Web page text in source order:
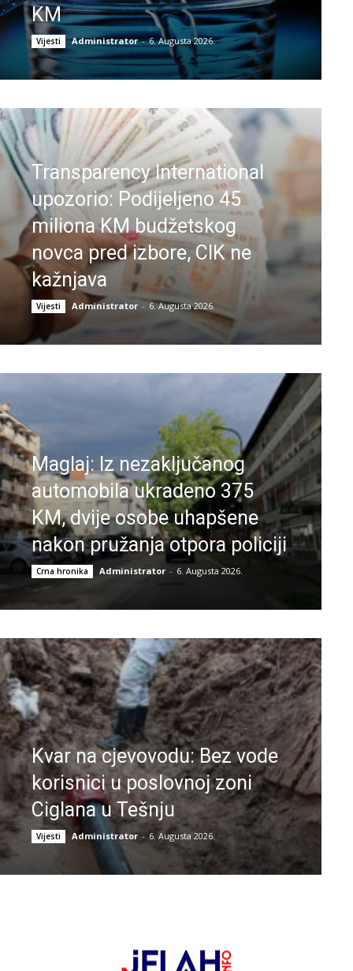
KM
Vijesti Administrator - 6. Augusta 2026.
Transparency International
upozorio: Podijeljeno 45
miliona KM budžetskog
novca pred izbore, CIK ne
kažnjava
Vijesti Administrator - 6. Augusta 2026.
Maglaj: Iz nezaključanog
automobila ukradeno 375
KM, dvije osobe uhapšene
nakon pružanja otpora policiji
Crna hronika Administrator - 6. Augusta 2026.
Kvar na cjevovodu: Bez vode
korisnici u poslovnoj zoni
Ciglana u Tešnju
Vijesti Administrator - 6. Augusta 2026.